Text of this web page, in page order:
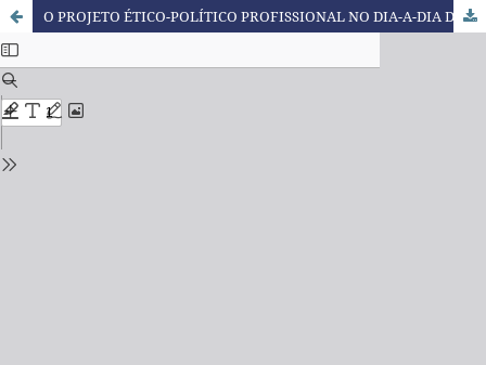
O PROJETO ÉTICO-POLÍTICO PROFISSIONAL NO DIA-A-DIA DA PRÁTICA PROFISSIONAL DO SERVIÇO SOCIAL